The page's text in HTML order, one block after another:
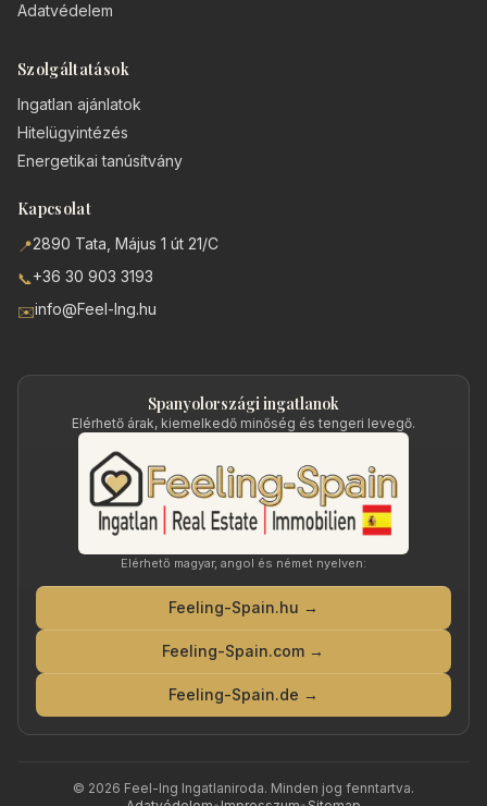
Adatvédelem
Szolgáltatások
Ingatlan ajánlatok
Hitelügyintézés
Energetikai tanúsítvány
Kapcsolat
📍2890 Tata, Május 1 út 21/C
📞+36 30 903 3193
✉️info@Feel-Ing.hu
Spanyolországi ingatlanok
Elérhető árak, kiemelkedő minőség és tengeri levegő.
Elérhető magyar, angol és német nyelven:
Feeling-Spain.hu →
Feeling-Spain.com →
Feeling-Spain.de →
© 2026 Feel-Ing Ingatlaniroda. Minden jog fenntartva.